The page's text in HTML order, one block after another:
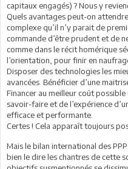
capitaux engagés) ? Nous y
Quels avantages peut-on
complexe qu’il n’y parait de
commande d’être prudent et de
comme dans le récit homérique
l’orientation, pour finir en
Disposer des technologies les
avancées. Bénéficier d’une
Financer au meilleur coût
savoir-faire et de l’expérience
efficace et performante.
Certes ! Cela apparaît toujours
Mais le bilan international des
bien le dire les chantres de cette